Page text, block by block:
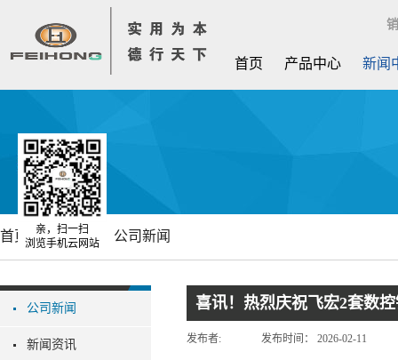
首页 产品中心 新闻
公司新闻
新闻资讯
首页 新闻中心 公司新闻
喜讯！热烈庆祝飞宏2套数
发布者: 发布时间： 2026-02-11
亲，扫一扫
浏览手机云网站